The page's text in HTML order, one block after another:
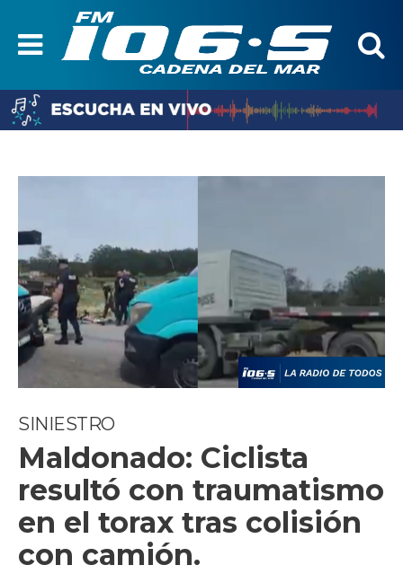
SINIESTRO
Maldonado: Ciclista
resultó con traumatismo
en el torax tras colisión
con camión.